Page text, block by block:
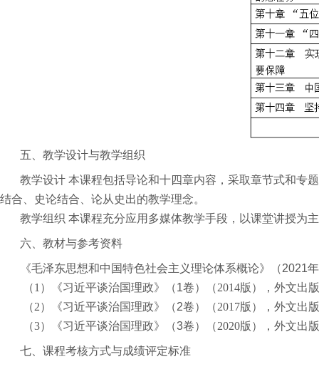
五、教学设计与教学组织
教学设计 本课程包括导论和十四章内容，采取章节式和专
结合、史论结合、论从史出的教学理念。
教学组织 本课程充分应用多媒体教学手段，以课堂讲授为
六、教材与参考资料
《毛泽东思想和中国特色社会主义理论体系概论》（2021
（1 ） 《习近平谈治国理政》（1卷） （2014版）， 外文出
（2） 《习近平谈治国理政》（2卷） （2017版）， 外文出
（3） 《习近平谈治国理政》（3卷） （2020版）， 外文出
七、课程考核方式与成绩评定标准